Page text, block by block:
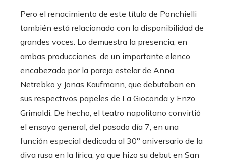
Pero el renacimiento de este título de Ponchielli
también está relacionado con la disponibilidad de
grandes voces. Lo demuestra la presencia, en
ambas producciones, de un importante elenco
encabezado por la pareja estelar de Anna
Netrebko y Jonas Kaufmann, que debutaban en
sus respectivos papeles de La Gioconda y Enzo
Grimaldi. De hecho, el teatro napolitano convirtió
el ensayo general, del pasado día 7, en una
función especial dedicada al 30° aniversario de la
diva rusa en la lírica, ya que hizo su debut en San